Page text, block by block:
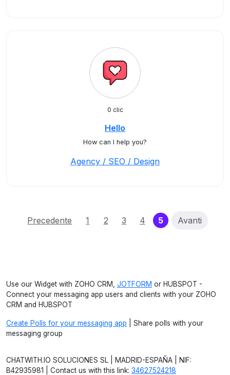
0 clic
Hello
How can I help you?
Agency / SEO / Design
Precedente 1 2 3 4 5(current)
Avanti
Use our Widget with ZOHO CRM, JOTFORM or HUBSPOT -
Connect your messaging app users and clients with your ZOHO
CRM and HUBSPOT
Create Polls for your messaging app | Share polls with your
messaging group
CHATWITH.IO SOLUCIONES SL | MADRID-ESPAÑA | NIF:
B42935981 | Contact us with this link: 34627524218